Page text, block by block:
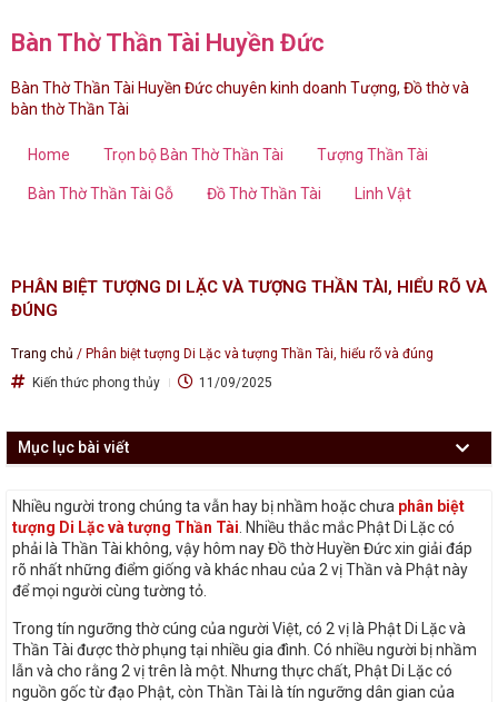
Bàn Thờ Thần Tài Huyền Đức
Bàn Thờ Thần Tài Huyền Đức chuyên kinh doanh Tượng, Đồ thờ và
bàn thờ Thần Tài
Home Trọn bộ Bàn Thờ Thần Tài Tượng Thần Tài
Bàn Thờ Thần Tài Gỗ Đồ Thờ Thần Tài Linh Vật
PHÂN BIỆT TƯỢNG DI LẶC VÀ TƯỢNG THẦN TÀI, HIỂU RÕ VÀ
ĐÚNG
Trang chủ / Phân biệt tượng Di Lặc và tượng Thần Tài, hiểu rõ và đúng
Kiến thức phong thủy
11/09/2025
Mục lục bài viết
Nhiều người trong chúng ta vẫn hay bị nhầm hoặc chưa phân biệt
tượng Di Lặc và tượng Thần Tài. Nhiều thắc mắc Phật Di Lặc có
phải là Thần Tài không, vậy hôm nay Đồ thờ Huyền Đức xin giải đáp
rõ nhất những điểm giống và khác nhau của 2 vị Thần và Phật này
để mọi người cùng tường tỏ.
Trong tín ngưỡng thờ cúng của người Việt, có 2 vị là Phật Di Lặc và
Thần Tài được thờ phụng tại nhiều gia đình. Có nhiều người bị nhầm
lẫn và cho rằng 2 vị trên là một. Nhưng thực chất, Phật Di Lặc có
nguồn gốc từ đạo Phật, còn Thần Tài là tín ngưỡng dân gian của